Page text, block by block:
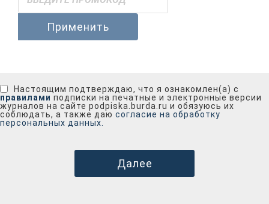
Применить
Настоящим подтверждаю, что я ознакомлен(а) с
правилами подписки на печатные и электронные версии
журналов на сайте podpiska.burda.ru и обязуюсь их
соблюдать, а также даю согласие на обработку
персональных данных.
Далее